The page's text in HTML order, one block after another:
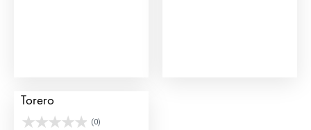
Torero
(0)